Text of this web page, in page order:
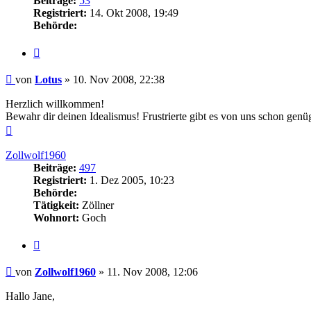
Registriert: 14. Okt 2008, 19:49
Behörde:
Beitrag
von Lotus » 10. Nov 2008, 22:38
Herzlich willkommen!
Bewahr dir deinen Idealismus! Frustrierte gibt es von uns schon
Zollwolf1960
Beiträge: 497
Registriert: 1. Dez 2005, 10:23
Behörde:
Tätigkeit: Zöllner
Wohnort: Goch
Beitrag
von Zollwolf1960 » 11. Nov 2008, 12:06
Hallo Jane,